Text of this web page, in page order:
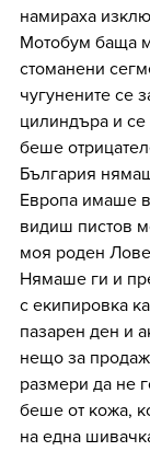
намираха
Мотобум баща
стоманени
чугунените се
цилиндъра и се
беше
България
Европа имаше
видиш пистов
моя роден
Нямаше ги и
с екипировка
пазарен ден и
нещо за
размери да не
беше от кожа,
на една